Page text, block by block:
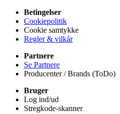
Betingelser
Cookiepolitik
Cookie samtykke
Regler & vilkår
Partnere
Se Partnere
Producenter / Brands (ToDo)
Bruger
Log ind/ud
Stregkode-skanner